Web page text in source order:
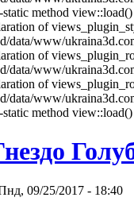
method
of
data/www/
of
data/www/
of
data/www/
method
09/25/2017 - 18:40